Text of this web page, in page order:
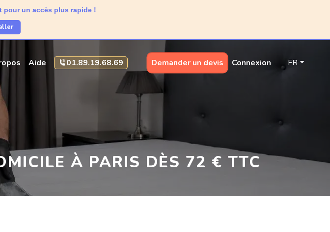
pour un accès plus rapide !
Aide 01.89.19.68.69 Demander un devis Connexion FR
À PARIS DÈS 72 € TTC